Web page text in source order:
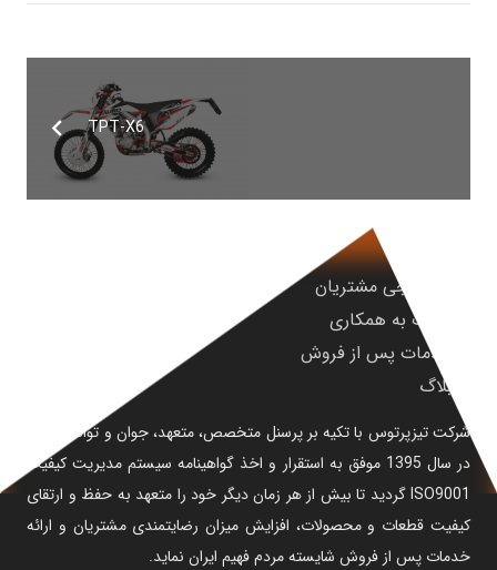
TPT-X6
شرکت تیزپرتوس با تکیه بر پرسنل متخصص، متعهد، جوان و توانمند خود
در سال 1395 موفق به استقرار و اخذ گواهینامه سیستم مدیریت کیفیت
ISO9001 گردید تا بیش از هر زمان دیگر خود را متعهد به حفظ و ارتقای
کیفیت قطعات و محصولات، افزایش میزان رضایتمندی مشتریان و ارائه
خدمات پس از فروش شایسته مردم فهیم ایران نماید.
نظرسنجی مشتریان
دعوت به همکاری
خدمات پس از فروش
بلاگ